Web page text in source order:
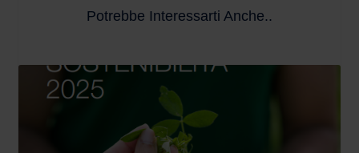
Potrebbe Interessarti Anche..